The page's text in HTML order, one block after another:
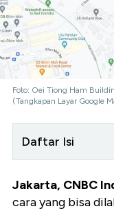
Foto: Oei Tiong Ham
(Tangkapan Layar Google
Daftar Isi
Jakarta, CNBC
cara yang bisa